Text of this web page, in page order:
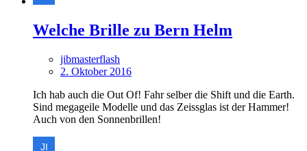
Welche Brille zu Bern Helm
jibmasterflash
2. Oktober 2016
Ich hab auch die Out Of! Fahr selber die Shift und die Earth.
Sind megageile Modelle und das Zeissglas ist der Hammer!
Auch von den Sonnenbrillen!